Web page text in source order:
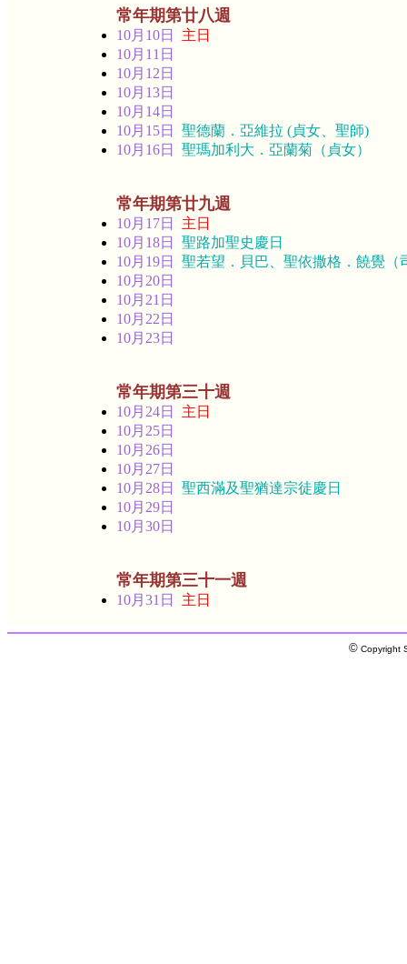
常年期第廿八週
10月10日
主日
10月11日
10月12日
10月13日
10月14日
10月15日 聖德蘭．亞維拉 (貞女、聖師)
10月16日 聖瑪加利大．亞蘭菊（貞女）
常年期第廿九週
10月17日
主日
10月18日 聖路加聖史慶日
10月19日 聖若望．貝巴、聖依撒格．饒覺（
10月20日
10月21日
10月22日
10月23日
常年期第三十週
10月24日
主日
10月25日
10月26日
10月27日
10月28日 聖西滿及聖猶達宗徒慶日
10月29日
10月30日
常年期第三十一週
10月31日 主日
© Copyright